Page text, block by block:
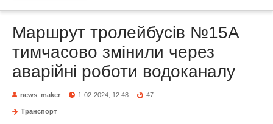
Маршрут тролейбусів №15А
тимчасово змінили через
аварійні роботи водоканалу
news_maker 1-02-2024, 12:48 47
Транспорт